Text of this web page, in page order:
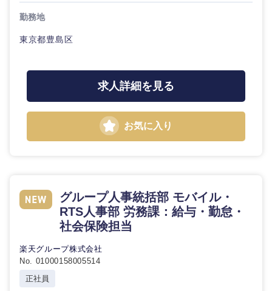
長野県
勤務地
東京都豊島区
求人詳細を見る
お気に入り
グループ人事統括部 モバイル・
RTS人事部 労務課：給与・勤怠・
社会保険担当
楽天グループ株式会社
No. 01000158005514
正社員